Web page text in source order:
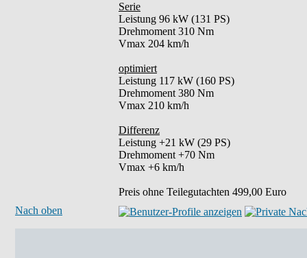
Serie
Leistung 96 kW (131 PS)
Drehmoment 310 Nm
Vmax 204 km/h
optimiert
Leistung 117 kW (160 PS)
Drehmoment 380 Nm
Vmax 210 km/h
Differenz
Leistung +21 kW (29 PS)
Drehmoment +70 Nm
Vmax +6 km/h
Preis ohne Teilegutachten 499,00 Euro
Nach oben